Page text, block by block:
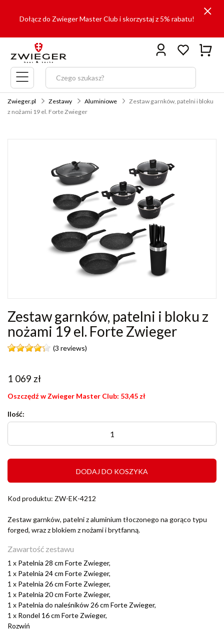
Dołącz do Zwieger Master Club i skorzystaj z 5% rabatu!
Menu
główne
Zwieger.pl Zestawy Aluminiowe
Zestaw garnków, patelni i bloku
z nożami 19 el. Forte Zwieger
Zestaw garnków, patelni i bloku z
nożami 19 el. Forte Zwieger
(3 reviews)
1 069 zł
Oszczędź w Zwieger Master Club: 53,45 zł
Ilość:
DODAJ DO KOSZYKA
Kod produktu: ZW-EK-4212
Zestaw garnków, patelni z aluminium tłoczonego na gorąco typu
forged, wraz z blokiem z nożami i brytfanną.
Zawartość zestawu
1 x Patelnia 28 cm Forte Zwieger,
1 x Patelnia 24 cm Forte Zwieger,
1 x Patelnia 26 cm Forte Zwieger,
1 x Patelnia 20 cm Forte Zwieger,
1 x Patelnia do naleśników 26 cm Forte Zwieger,
1 x Rondel 16 cm Forte Zwieger,
Rozwiń